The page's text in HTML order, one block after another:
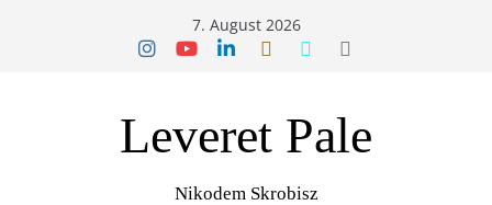
7. August 2026
Leveret Pale
Nikodem Skrobisz